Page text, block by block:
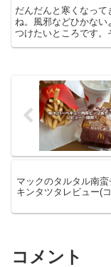
だんだんと寒くなって
ね。風邪などひかない
つけたいところです。
年のグラコロの季節が
グラコロを食べたので
と感想を書きました。
マックのタルタル南
キンタツタレビュー(
コメント